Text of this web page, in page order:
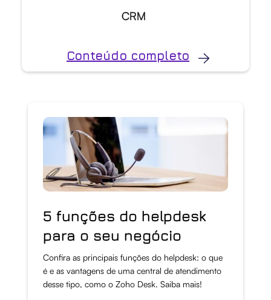
CRM
Conteúdo completo
5 funções do helpdesk
para o seu negócio
Confira as principais funções do helpdesk: o que
é e as vantagens de uma central de atendimento
desse tipo, como o Zoho Desk. Saiba mais!